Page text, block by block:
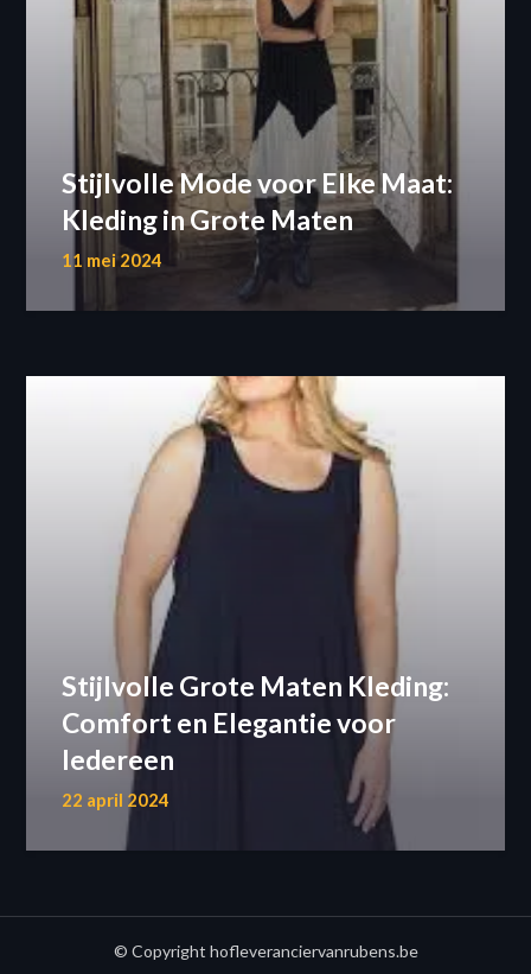
Stijlvolle Mode voor Elke Maat:
Kleding in Grote Maten
11 mei 2024
Stijlvolle Grote Maten Kleding:
Comfort en Elegantie voor
Iedereen
22 april 2024
© Copyright hofleveranciervanrubens.be